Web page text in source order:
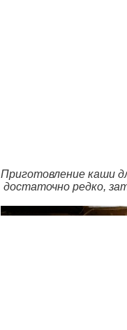
Приготовление каши
достаточно редко,